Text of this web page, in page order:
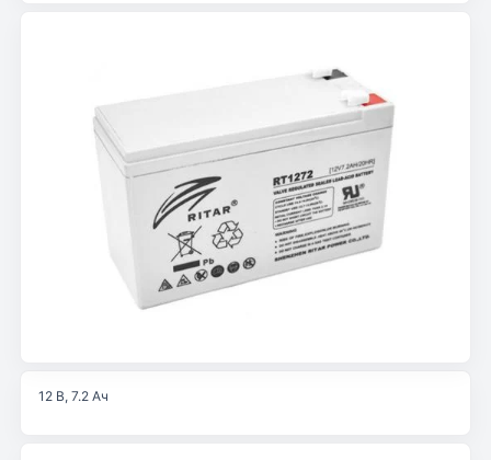
12 В, 7.2 Ач